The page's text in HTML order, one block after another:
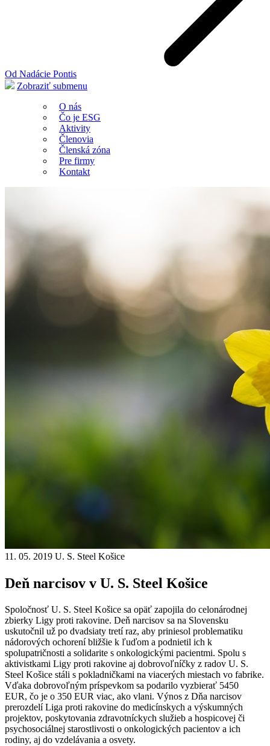
Od Nadácie Pontis
Zobraziť submenu
O nás
Čo je ESG
Aktivity
Členovia
Členská zóna
Pre firmy
Kontakt
11. 05. 2019 U. S. Steel Košice
Deň narcisov v U. S. Steel Košice
Spoločnosť U. S. Steel Košice sa opäť zapojila do celonárodnej
zbierky Ligy proti rakovine. Deň narcisov sa na Slovensku
uskutočnil už po dvadsiaty tretí raz, aby priniesol problematiku
nádorových ochorení bližšie k ľuďom a podnietil ich k
spolupatričnosti a solidarite s onkologickými pacientmi. Spolu s
aktivistkami Ligy proti rakovine aj dobrovoľníčky z radov U. S.
Steel Košice stáli s pokladničkami na viacerých miestach vo fabrike.
Vďaka dobrovoľným príspevkom sa podarilo vyzbierať 5450
EUR, čo je o 350 EUR viac, ako vlani. Výnos z Dňa narcisov
prerozdelí Liga proti rakovine do medicínskych a výskumných
projektov, poskytovania zdravotníckych služieb a hospicovej či
psychosociálnej starostlivosti o onkologických pacientov a ich
rodiny, aj do vzdelávania a osvety.